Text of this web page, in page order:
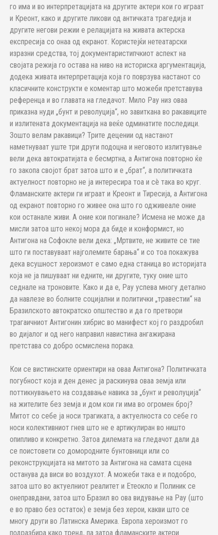
го има и во интерпретацијата на другите актери кои го играат
и Креонт, како и другите ликови од античката трагедија и
другите негови режии е релацијата на живата актерска
експресија со онаа од екранот. Користејќи нетеатарски
изразни средства, тој документаристипчкиот аспект на
својата режија го остава на ниво на историска аргументација,
додека живата интерпретација која го поврзува настанот со
класичните конструкти е коментар што можеби претставува
референца и во главата на гледачот. Мило Рау низ оваа
приказна нуди „бунт и револуција“, но завиткана во ракавиците
и излитената документација на веќе одминатите последици.
Зошто велам ракавици? Трите децении од настанот
наметнуваат уште три други подоцна и неговото излитување
вели дека автократијата е бесмртна, а Антигона повторно ќе
го закопа својот брат затоа што и е „брат“, а политичката
актуелност повторно не ја интересира тоа и сè така во круг.
Фламанските актери ги играат и Креонт и Тиресија, а Антигона
од екранот повторно го живее она што го одживеале оние
кои останале живи. А оние кои погинале? Исмена не може да
мисли затоа што некој мора да биде и конформист, но
Антигона на Софокле вели дека: „Мртвите, не живите се тие
што ги поставуваат најголемите барања“ и со тоа покажува
дека всушност хероизмот е само една станица во историјата
која не ја пишуваат ни едните, ни другите, туку оние што
седнале на троновите. Како и да е, Рау успева многу детално
да навлезе во болните социјални и политички „травестии“ на
Бразилското автократско општество и да го претвори
трагаичниот Антигонин хибрис во манифест кој го раздробил
во дијалог и од него направил навистина ангажирана
претстава со добро осмислена порака.
Кои се вистинските ориентири на оваа Антигона? Политичката
погубност која и ден денес ја раскинува оваа земја или
поттикнувањето на создавање навика за „бунт и револуција“
на жителите без земја и дом кои ги има во огромен број?
Митот со себе ја носи трагиката, а актуелноста со себе го
носи колективниот гнев што не е артикулиран во ништо
опипливо и конкретно. Затоа дилемата на гледачот дали да
се поистовети со домородните бунтовници или со
реконструкцијата на митото за Антигона на самата сцена
останува да виси во воздухот. А можеби така е и подобро,
затоа што во актуелниот реалитет и Етеокло и Полиник се
онеправдани, затоа што Бразил во ова видување на Рау (што
е во право без остаток) е земја без херои, какви што се
многу други во Латинска Америка. Европа хероизмот го
подразбира како тренд, па затоа фламанските актери